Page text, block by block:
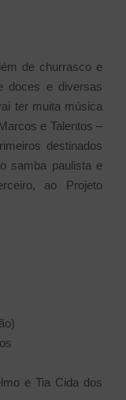
de churrasco e
doces e diversas
ter muita música
e Talentos –
destinados
samba paulista e
ao Projeto
e Tia Cida dos